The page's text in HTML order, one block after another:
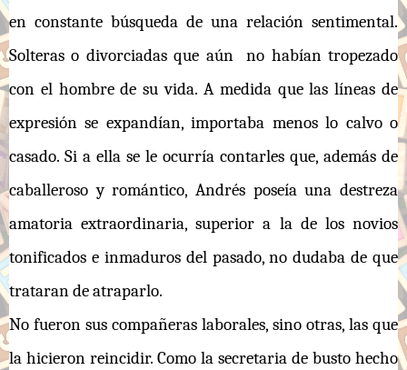
en constante búsqueda de una relación sentimental.
Solteras o divorciadas que aún no habían tropezado
con el hombre de su vida. A medida que las líneas de
expresión se expandían, importaba menos lo calvo o
casado. Si a ella se le ocurría contarles que, además de
caballeroso y romántico, Andrés poseía una destreza
amatoria extraordinaria, superior a la de los novios
tonificados e inmaduros del pasado, no dudaba de que
trataran de atraparlo.
No fueron sus compañeras laborales, sino otras, las que
la hicieron reincidir. Como la secretaria de busto hecho